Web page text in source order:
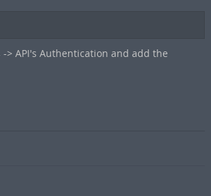
-> API's Authentication and add the